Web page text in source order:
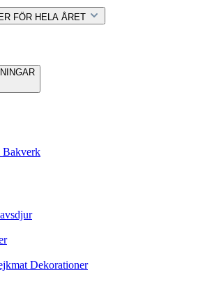
FÖR HELA ÅRET
Dekorationer